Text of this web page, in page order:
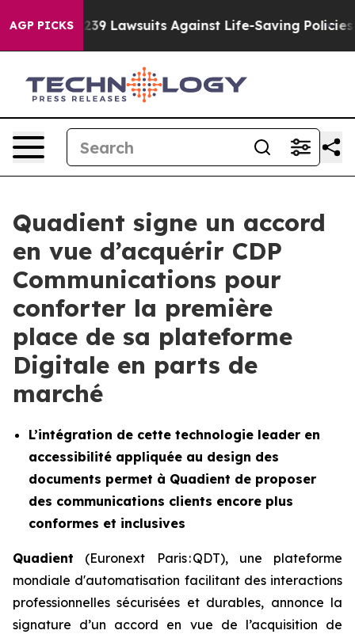
AGP PICKS239 Lawsuits Against Life-Saving Policies
Quadient signe un accord
en vue d’acquérir CDP
Communications pour
conforter la première
place de sa plateforme
Digitale en parts de
marché
L’intégration de cette technologie leader en
accessibilité appliquée au design des
documents permet à Quadient de proposer
des communications clients encore plus
conformes et inclusives
Quadient (Euronext Paris : QDT), une plateforme
mondiale d'automatisation facilitant des interactions
professionnelles sécurisées et durables, annonce la
signature d’un accord en vue de l’acquisition de